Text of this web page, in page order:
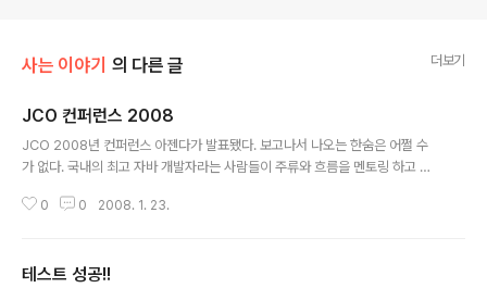
사는 이야기 의 다른 글 더보기
JCO 컨퍼런스 2008
JCO 2008년 컨퍼런스 아젠다가 발표됐다. 보고나서 나오는 한숨은 어쩔 수
가 없다. 국내의 최고 자바 개발자라는 사람들이 주류와 흐름을 멘토링 하고 일
해야 하나? 뽑내기 대회라고 해야하나? 열심히 발표 준비하시는 분들께는 죄송
nate,IBatis뿐만 아니라, JDO도 국내외 벤더에서 지원하면서 그 사용성이 높
0 0 2008. 1. 23.
테스트 성공!!